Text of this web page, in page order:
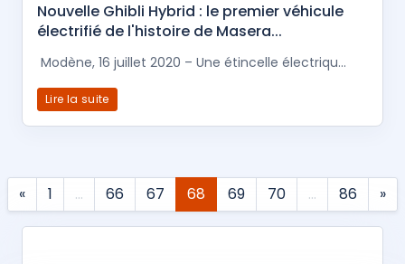
Nouvelle Ghibli Hybrid : le premier véhicule
électrifié de l'histoire de Masera...
Modène, 16 juillet 2020 – Une étincelle électriqu...
Lire la suite
« 1 … 66 67 68 69 70 … 86 »